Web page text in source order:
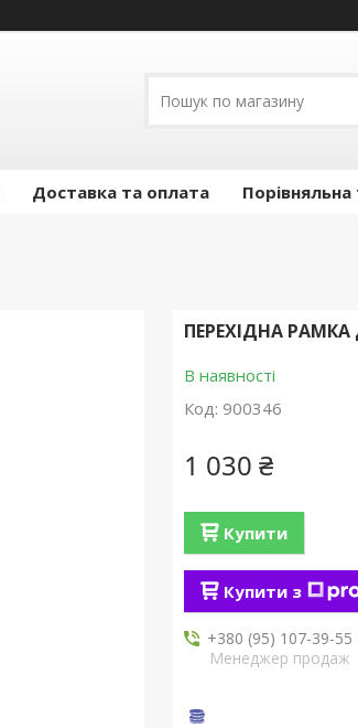
Доставка та оплата
ПЕРЕХІДНА РАМКА
В наявності
Код: 900346
1 030 ₴
Купити
Купити з
+380 (95) 107-39-55
Менеджер продаж